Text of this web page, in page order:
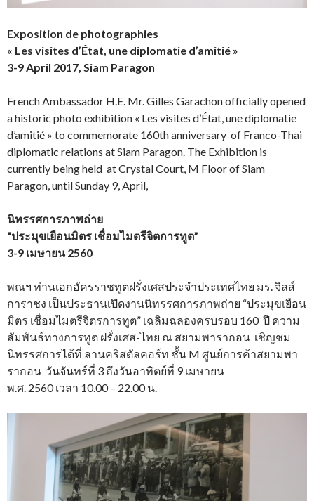
Exposition de photographies
« Les visites d’État, une diplomatie d’amitié »
3-9 April 2017, Siam Paragon
French Ambassador H.E. Mr. Gilles Garachon officially opened
a historic photo exhibition « Les visites d’État, une diplomatie
d’amitié » to commemorate 160th anniversary of Franco-Thai
diplomatic relations at Siam Paragon. The Exhibition is
currently being held at Crystal Court, M Floor of Siam
Paragon, until Sunday 9, April,
นิทรรศการภาพถ่าย
“ประมุขเยือนมิตร เชื่อมไมตรีจิตการทูต”
3-9 เมษายน 2560
พณฯ ท่านเอกอัครราชทูตฝรั่งเศสประจำประเทศไทย มร. จิลส์
การาชง เป็นประธานเปิดงานนิทรรศการภาพถ่าย “ประมุขเยือน
มิตร เชื่อมไมตรีจิตรการทูต” เฉลิมฉลองครบรอบ 160 ปี ความ
สัมพันธ์ทางการทูต ฝรั่งเศส-ไทย ณ สยามพารากอน เชิญชม
นิทรรศการได้ที่ ลานคริสตัลคอร์ท ชั้น M ศูนย์การค้าสยามพา
รากอน วันจันทร์ที่ 3 ถึงวันอาทิตย์ที่ 9 เมษายน
พ.ศ. 2560 เวลา 10.00 – 22.00 น.